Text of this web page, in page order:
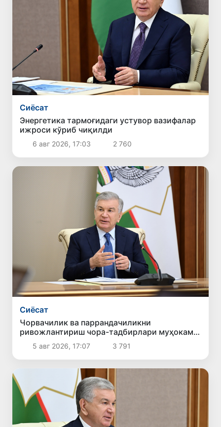
Сиёсат
Энергетика тармоғидаги устувор вазифалар
ижроси кўриб чиқилди
6 авг 2026, 17:03 2 760
Сиёсат
Чорвачилик ва паррандачиликни
ривожлантириш чора-тадбирлари муҳокама
қилинди
5 авг 2026, 17:07 3 791